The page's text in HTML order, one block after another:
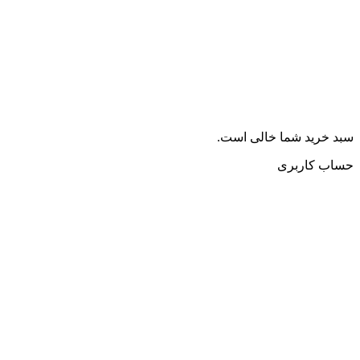
سبد خرید شما خالی است.
حساب کاربری